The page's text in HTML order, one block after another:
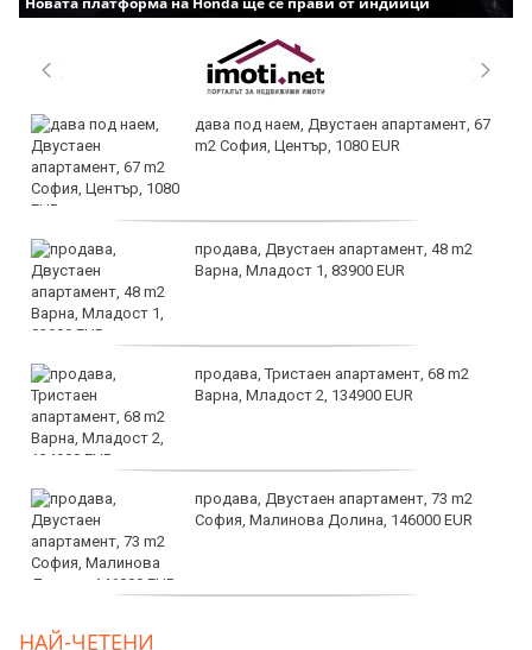
дава под наем, Двустаен апартамент, 67
m2 София, Център, 1080 EUR
продава, Двустаен апартамент, 48 m2
Варна, Младост 1, 83900 EUR
продава, Тристаен апартамент, 68 m2
Варна, Младост 2, 134900 EUR
продава, Двустаен апартамент, 73 m2
София, Малинова Долина, 146000 EUR
НАЙ-ЧЕТЕНИ